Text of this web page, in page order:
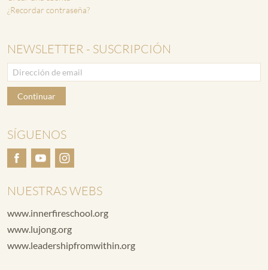
¿Recordar contraseña?
NEWSLETTER - SUSCRIPCIÓN
Continuar
SÍGUENOS
NUESTRAS WEBS
www.innerfireschool.org
www.lujong.org
www.leadershipfromwithin.org